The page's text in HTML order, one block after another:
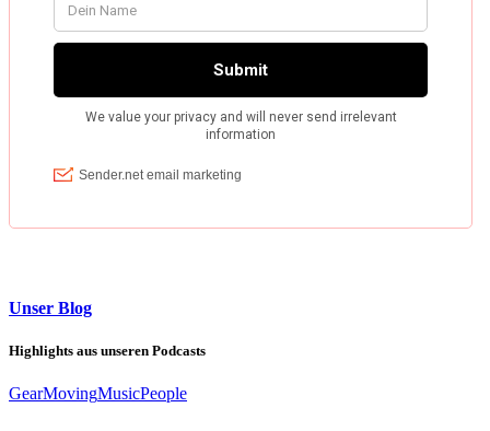
Unser Blog
Highlights aus unseren Podcasts
GearMovingMusicPeople